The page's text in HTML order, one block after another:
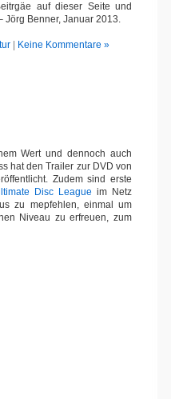
auf dieser Seite und
Jörg Benner, Januar 2013.
Keine Kommentare »
Wert und dennoch auch
hat den Trailer zur DVD von
Zudem sind erste
Disc League im Netz
zu mepfehlen, einmal um
Niveau zu erfreuen, zum